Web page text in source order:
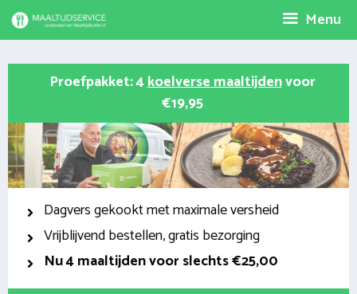
Spring
naar
Menu
Proefpakket: 4koelverse maaltijdenvoor
€19,95
Dagvers gekookt met maximale versheid
Vrijblijvend bestellen, gratis bezorging
Nu4 maaltijden voor slechts €25,00